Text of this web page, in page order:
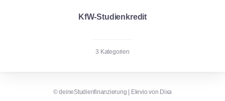
KfW-Studienkredit
3 Kategorien
©deineStudienfinanzierung Elevio von Dixa